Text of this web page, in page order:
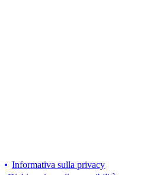
Informativa sulla privacy